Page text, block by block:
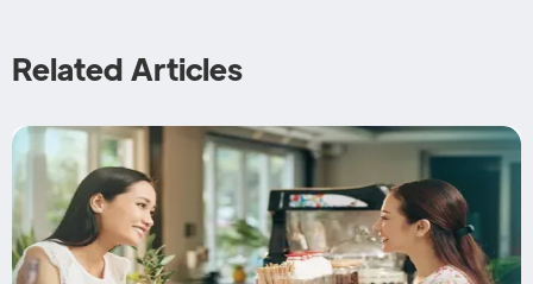
Related Articles